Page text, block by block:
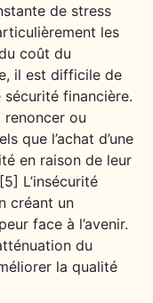
de stress
les
coût du
il est difficile de
financière.
renoncer ou
que l’achat d’une
en raison de leur
L’insécurité
créant un
face à l’avenir.
du
la qualité